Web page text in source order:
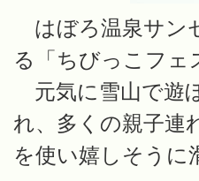
はぼろ温泉サン
る「ちびっこフェ
元気に雪山で遊
れ、多くの親子連
を使い嬉しそうに